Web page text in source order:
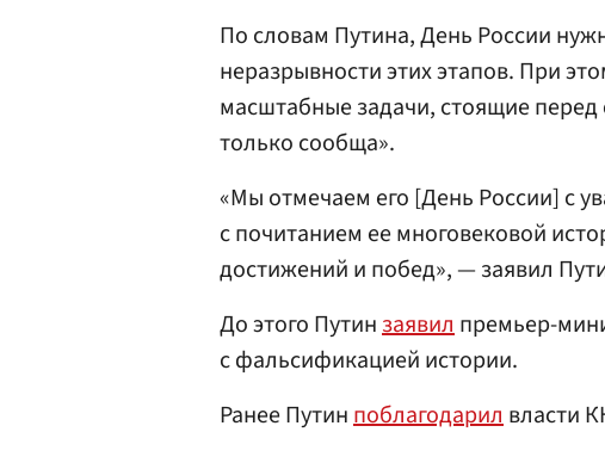
По словам Путина, День России
неразрывности этих этапов. При
масштабные задачи, стоящие
только сообща».
«Мы отмечаем его [День России] с
с почитанием ее многовековой
достижений и побед», — заявил
До этого Путинзаявилпремьер-
с фальсификацией истории.
Ранее Путинпоблагодарилвласти